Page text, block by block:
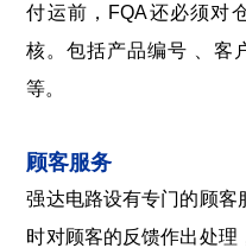
付运前，FQA还必须对
核。包括产品编号 、客
等。
顾客服务
强达电路设有专门的顾客
时对顾客的反馈作出处理